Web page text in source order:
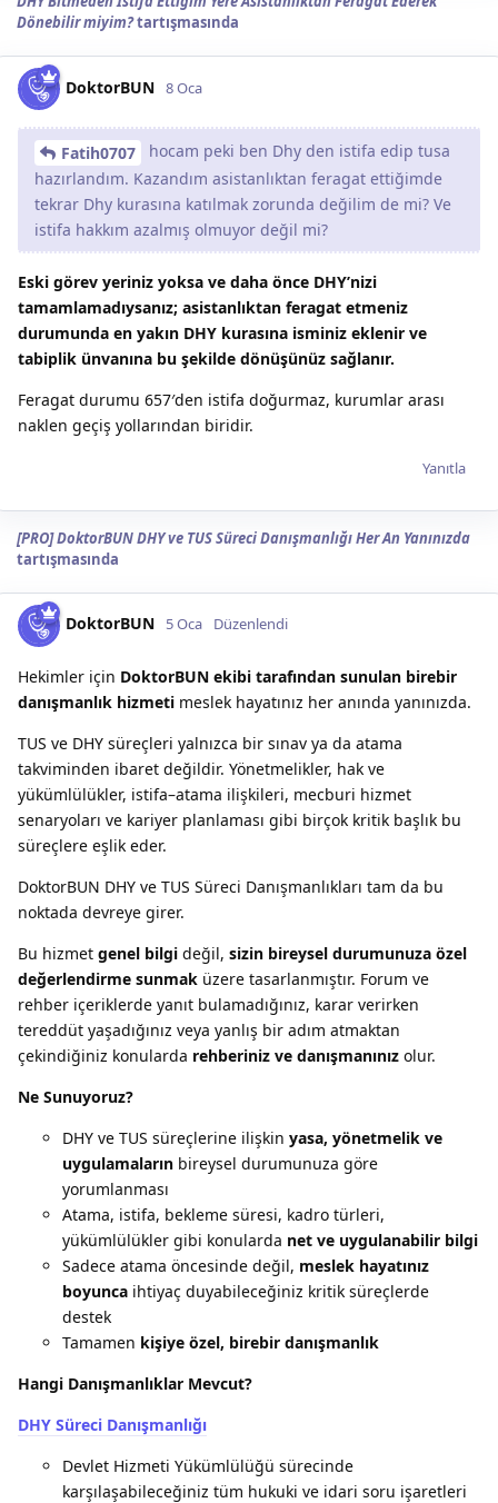
Dönebilir miyim?tartışmasında
DoktorBUN 8 Oca
Fatih0707
hocam peki ben Dhy den istifa edip tusa
hazırlandım. Kazandım asistanlıktan feragat ettiğimde
tekrar Dhy kurasına katılmak zorunda değilim de mi? Ve
istifa hakkım azalmış olmuyor değil mi?
Eski görev yeriniz yoksa ve daha önce DHY’nizi
tamamlamadıysanız; asistanlıktan feragat etmeniz
durumunda en yakın DHY kurasına isminiz eklenir ve
tabiplik ünvanına bu şekilde dönüşünüz sağlanır.
Feragat durumu 657′den istifa doğurmaz, kurumlar arası
naklen geçiş yollarından biridir.
Yanıtla
[PRO] DoktorBUN DHY ve TUS Süreci Danışmanlığı Her An Yanınızda
tartışmasında
DoktorBUN 5 Oca Düzenlendi
Hekimler için DoktorBUN ekibi tarafından sunulan birebir
danışmanlık hizmeti meslek hayatınız her anında yanınızda.
TUS ve DHY süreçleri yalnızca bir sınav ya da atama
takviminden ibaret değildir. Yönetmelikler, hak ve
yükümlülükler, istifa–atama ilişkileri, mecburi hizmet
senaryoları ve kariyer planlaması gibi birçok kritik başlık bu
süreçlere eşlik eder.
DoktorBUN DHY ve TUS Süreci Danışmanlıkları tam da bu
noktada devreye girer.
Bu hizmet genel bilgi değil, sizin bireysel durumunuza özel
değerlendirme sunmak üzere tasarlanmıştır. Forum ve
rehber içeriklerde yanıt bulamadığınız, karar verirken
tereddüt yaşadığınız veya yanlış bir adım atmaktan
çekindiğiniz konularda rehberiniz ve danışmanınız olur.
Ne Sunuyoruz?
DHY ve TUS süreçlerine ilişkin yasa, yönetmelik ve
uygulamaların bireysel durumunuza göre
yorumlanması
Atama, istifa, bekleme süresi, kadro türleri,
yükümlülükler gibi konularda net ve uygulanabilir bilgi
Sadece atama öncesinde değil, meslek hayatınız
boyunca ihtiyaç duyabileceğiniz kritik süreçlerde
destek
Tamamen kişiye özel, birebir danışmanlık
Hangi Danışmanlıklar Mevcut?
DHY Süreci Danışmanlığı
Devlet Hizmeti Yükümlülüğü sürecinde
karşılaşabileceğiniz tüm hukuki ve idari soru işaretleri